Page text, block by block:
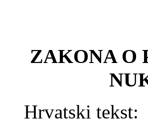
ZAKONA O
Hrvatski tekst: